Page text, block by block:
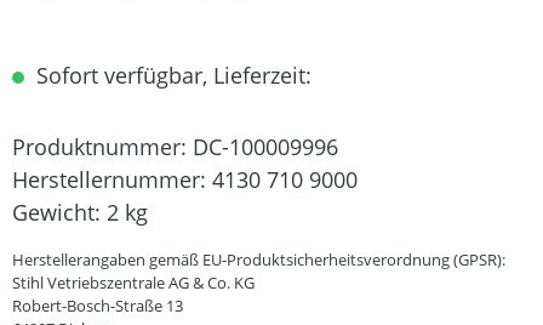
Sofort verfügbar, Lieferzeit:
Produktnummer: DC-100009996
Herstellernummer: 4130 710 9000
Gewicht: 2 kg
Herstellerangaben gemäß EU-Produktsicherheitsverordnung (GPSR):
Stihl Vetriebszentrale AG & Co. KG
Robert-Bosch-Straße 13